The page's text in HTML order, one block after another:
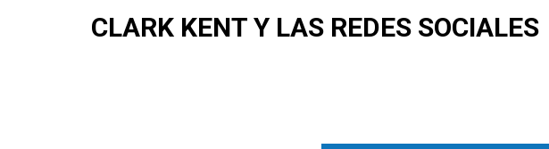
CLARK KENT Y LAS REDES SOCIALES